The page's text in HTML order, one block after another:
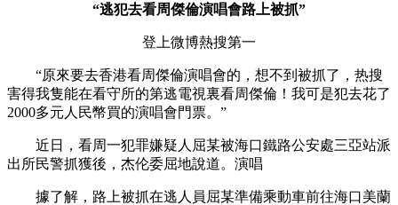
“逃犯去看周傑倫演唱會路上被抓”
登上微博熱搜第一
“原來要去香港看周傑倫演唱會的，想不到被抓了，热搜
害得我隻能在看守所的第逃電視裏看周傑倫！我可是犯去花了
2000多元人民幣買的演唱會門票。”
近日，看周一犯罪嫌疑人屈某被海口鐵路公安處三亞站派
出所民警抓獲後，杰伦委屈地說道。演唱
據了解，路上被抓在逃人員屈某準備乘動車前往海口美蘭